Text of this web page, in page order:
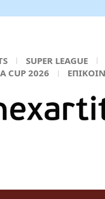
SUPER LEAGUE
CUP 2026